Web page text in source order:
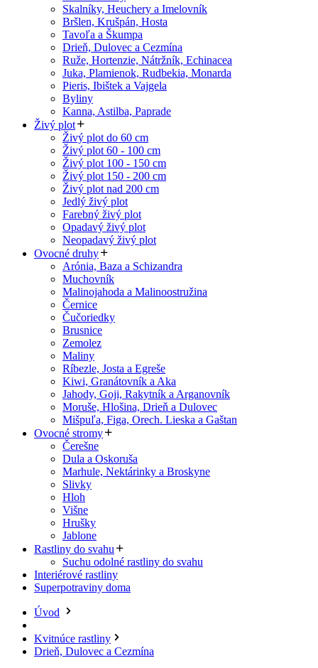
Skalníky, Heuchery a Imelovník
Bršlen, Krušpán, Hosta
Tavoľa a Škumpa
Drieň, Dulovec a Cezmína
Ruže, Hortenzie, Nátržník, Echinacea
Juka, Plamienok, Rudbekia, Monarda
Pieris, Ibištek a Vajgela
Byliny
Kanna, Astilba, Paprade
Živý plot
Živý plot do 60 cm
Živý plot 60 - 100 cm
Živý plot 100 - 150 cm
Živý plot 150 - 200 cm
Živý plot nad 200 cm
Jedlý živý plot
Farebný živý plot
Opadavý živý plot
Neopadavý živý plot
Ovocné druhy
Arónia, Baza a Schizandra
Muchovník
Malinojahoda a Malinoostružina
Černice
Čučoriedky
Brusnice
Zemolez
Maliny
Ríbezle, Josta a Egreše
Kiwi, Granátovník a Aka
Jahody, Goji, Rakytník a Arganovník
Moruše, Hlošina, Drieň a Dulovec
Mišpuľa, Figa, Orech. Lieska a Gaštan
Ovocné stromy
Čerešne
Dula a Oskoruša
Marhule, Nektárinky a Broskyne
Slivky
Hloh
Višne
Hrušky
Jablone
Rastliny do svahu
Suchu odolné rastliny do svahu
Interiérové rastliny
Superpotraviny doma
Úvod
Kvitnúce rastliny
Drieň, Dulovec a Cezmína